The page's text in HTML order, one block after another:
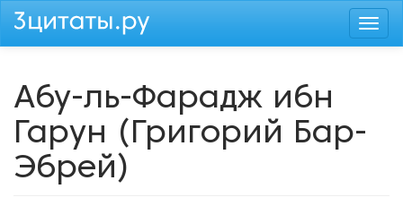
Перейти
Абу-ль-Фарадж ибн
Гарун (Григорий Бар-
Эбрей)